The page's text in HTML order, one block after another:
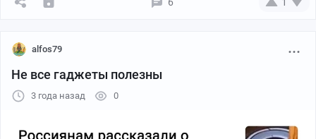
alfos79
Не все гаджеты полезны
3 года назад 0